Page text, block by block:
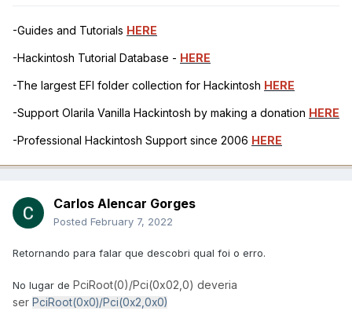
-Guides and Tutorials HERE
-Hackintosh Tutorial Database - HERE
-The largest EFI folder collection for Hackintosh HERE
-Support Olarila Vanilla Hackintosh by making a donation HERE
-Professional Hackintosh Support since 2006 HERE
Carlos Alencar Gorges
Posted February 7, 2022
Retornando para falar que descobri qual foi o erro.
No lugar de PciRoot(0)/Pci(0x02,0) deveria
ser PciRoot(0x0)/Pci(0x2,0x0)